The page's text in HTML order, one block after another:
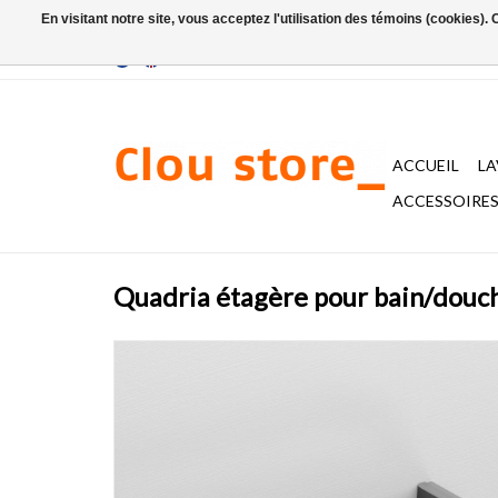
ACCUEIL
Quadria étagère pour bain/
En visitant notre site, vous acceptez l'utilisation des témoins